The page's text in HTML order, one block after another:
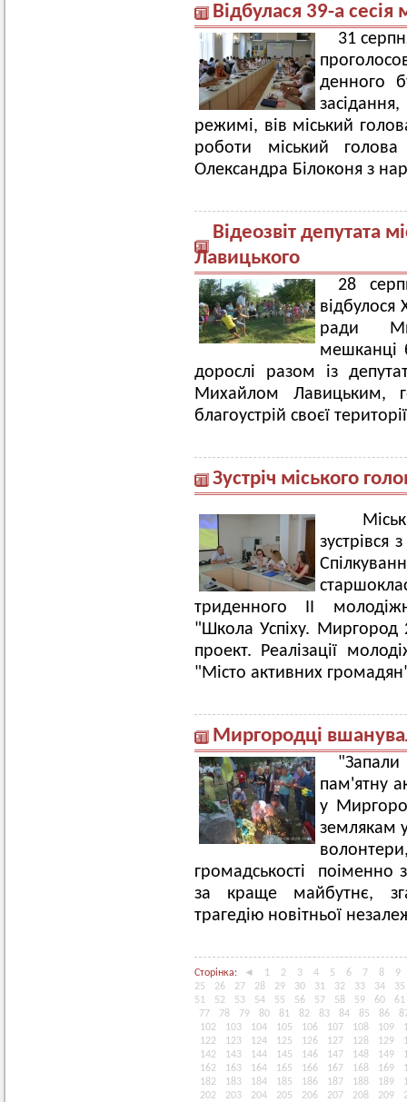
Відбулася 39-а сесія
31
денного
режимі, вів міський
роботи міський голова
Олександра Білоконя з
Відеозвіт депутата
Лавицького
28
відбулося
ради
мешканці
дорослі разом із
Михайлом Лавицьким,
благоустрій своєї
Зустріч міського
зустрівся
триденного ІІ
"Школа Успіху.
проект. Реалізації
"Місто активних
Миргородці
"Запали
пам'ятну
у
землякам
громадськості поіменно
за краще майбутнє,
трагедію новітньої
Сторінка: ◄ 1 2 3 4 5 6 7 8
9
25
26 27 28 29 30 31 32 33 34
35
51
52 53 54 55 56 57 58 59 60
61
77
78 79 80 81 82 83 84 85 86
102
103 104 105 106 107 108 109
122
123 124 125 126 127 128 129
142
143 144 145 146 147 148 149
162
163 164 165 166 167 168 169
182
183 184 185 186 187 188 189
202
203 204 205 206 207 208 209